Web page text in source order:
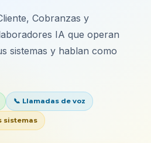
Cobranzas y
IA que operan
sistemas y hablan como
📞 Llamadas de voz
sistemas